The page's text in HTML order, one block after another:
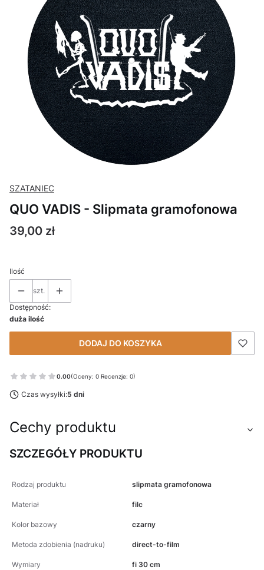
SZATANIEC
QUO VADIS - Slipmata gramofonowa
Cena
39,00 zł
Ilość
szt.
Dostępność:
duża ilość
DODAJ DO KOSZYKA
0.00(Oceny: 0 Recenzje: 0)
Czas wysyłki:5 dni
Cechy produktu
SZCZEGÓŁY PRODUKTU
Rodzaj produktu slipmata gramofonowa
Materiał filc
Kolor bazowy czarny
Metoda zdobienia (nadruku) direct-to-film
Wymiary fi 30 cm